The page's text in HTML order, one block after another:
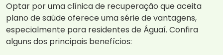
Optar por uma clínica de recuperação que aceita
plano de saúde oferece uma série de vantagens,
especialmente para residentes de Águaí. Confira
alguns dos principais benefícios: